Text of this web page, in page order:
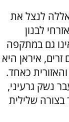
לנצל את
לבנון
גם במתקפה
איראן היא
כאחד.
נשק גרעיני,
בצורה שלילית